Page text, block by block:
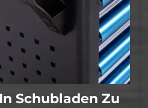
Schubladen Zu